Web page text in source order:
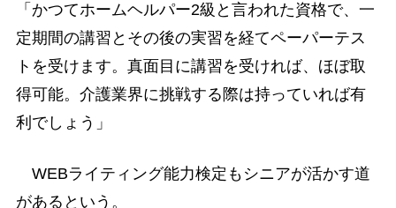
「かつてホームヘルパー2級と言われた資格で、一
定期間の講習とその後の実習を経てペーパーテス
トを受けます。真面目に講習を受ければ、ほぼ取
得可能。介護業界に挑戦する際は持っていれば有
利でしょう」
WEBライティング能力検定もシニアが活かす道
があるという。